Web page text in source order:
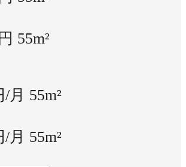
55m²
月 55m²
月 55m²